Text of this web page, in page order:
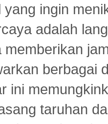
yang ingin
adalah
memberikan
berbagai
ini
taruhan